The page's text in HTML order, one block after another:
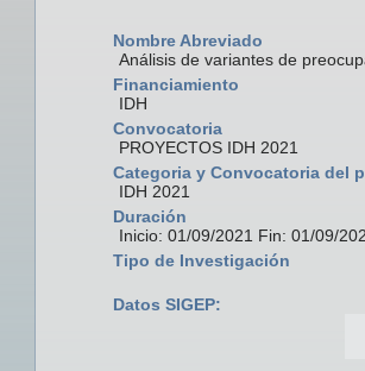
Nombre Abreviado
Análisis de variantes de
Financiamiento
IDH
Convocatoria
PROYECTOS IDH 2021
Categoria y Convocatoria del
IDH 2021
Duración
Inicio: 01/09/2021 Fin: 01/09/
Tipo de Investigación
Datos SIGEP: